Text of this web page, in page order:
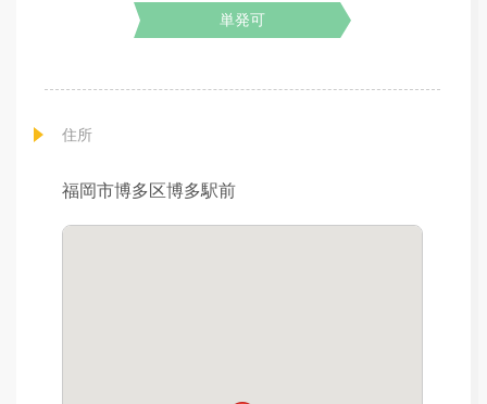
単発可
住所
福岡市博多区博多駅前